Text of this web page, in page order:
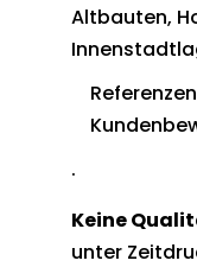
Altbauten,
.
Keine
unter